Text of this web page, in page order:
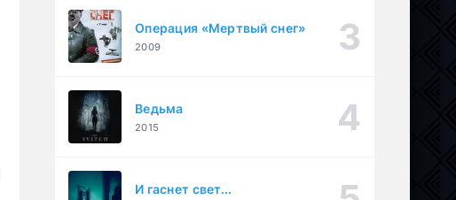
Операция «Мертвый снег»
2009
Ведьма
2015
И гаснет свет...